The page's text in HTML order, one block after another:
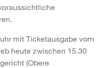
mit Ticketausgabe vom
heute zwischen 15.30
(Obere